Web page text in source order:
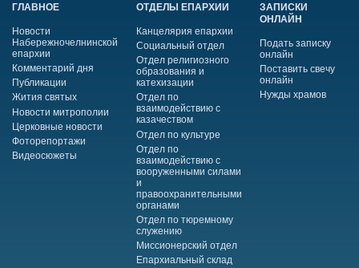
ГЛАВНОЕ
Новости
Набережночелнинской
епархии
Комментарий дня
Публикации
Жития святых
Новости митрополии
Церковные новости
Фоторепортажи
Видеосюжеты
ОТДЕЛЫ ЕПАРХИИ
Канцелярия епархии
Социальный отдел
Отдел религиозного
образования и
катехизации
Отдел по
взаимодействию с
казачеством
Отдел по культуре
Отдел по
взаимодействию с
вооруженными силами
и
правоохранительными
органами
Отдел по тюремному
служению
Миссионерский отдел
Епархиальный склад
ЗАПИСКИ
ОНЛАЙН
Подать записку
онлайн
Поставить свечу
онлайн
Нужды храмов